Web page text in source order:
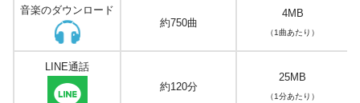
音楽のダウンロード
約750曲
4MB
（1曲あたり）
LINE通話
約120分
25MB
（1分あたり）